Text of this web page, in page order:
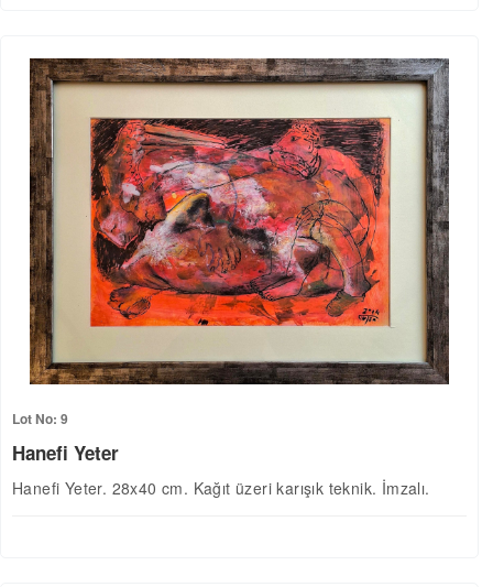
Lot No: 9
Hanefi Yeter
Hanefi Yeter. 28x40 cm. Kağıt üzeri karışık teknik. İmzalı.